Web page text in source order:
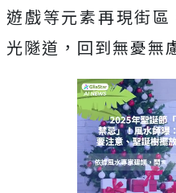
遊戲等元素再現街
光隧道，回到無憂無